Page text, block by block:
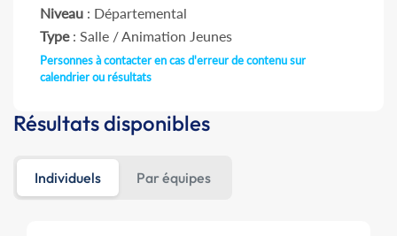
Niveau : Départemental
Type: Salle / Animation Jeunes
Personnes à contacter en cas d'erreur de contenu sur
calendrier ou résultats
Résultats disponibles
Individuels Par équipes